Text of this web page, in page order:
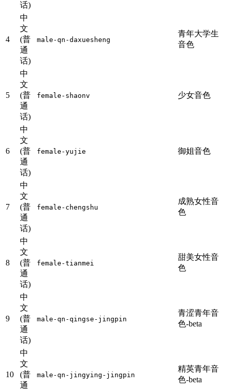
话)
4
中
文
(普
通
话)
male-qn-daxuesheng
青年大学生
音色
5
中
文
(普
通
话)
female-shaonv 少女音色
6
中
文
(普
通
话)
female-yujie 御姐音色
7
中
文
(普
通
话)
female-chengshu
成熟女性音
色
8
中
文
(普
通
话)
female-tianmei
甜美女性音
色
9
中
文
(普
通
话)
male-qn-qingse-jingpin
青涩青年音
色-beta
10
中
文
(普
通
male-qn-jingying-jingpin
精英青年音
色-beta